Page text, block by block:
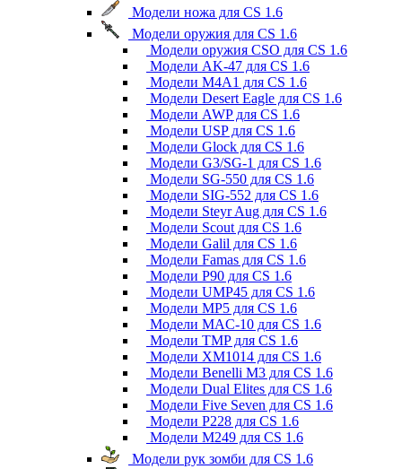
Модели ножа для CS 1.6
Модели оружия для CS 1.6
Модели оружия CSO для CS 1.6
Модели AK-47 для CS 1.6
Модели M4A1 для CS 1.6
Модели Desert Eagle для CS 1.6
Модели AWP для CS 1.6
Модели USP для CS 1.6
Модели Glock для CS 1.6
Модели G3/SG-1 для CS 1.6
Модели SG-550 для CS 1.6
Модели SIG-552 для CS 1.6
Модели Steyr Aug для CS 1.6
Модели Scout для CS 1.6
Модели Galil для CS 1.6
Модели Famas для CS 1.6
Модели P90 для CS 1.6
Модели UMP45 для CS 1.6
Модели MP5 для CS 1.6
Модели MAC-10 для CS 1.6
Модели TMP для CS 1.6
Модели XM1014 для CS 1.6
Модели Benelli M3 для CS 1.6
Модели Dual Elites для CS 1.6
Модели Five Seven для CS 1.6
Модели P228 для CS 1.6
Модели M249 для CS 1.6
Модели рук зомби для CS 1.6